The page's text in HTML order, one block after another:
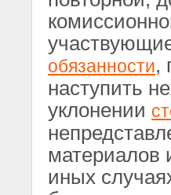
обязанности,
наступить
уклонении
материалов
иных